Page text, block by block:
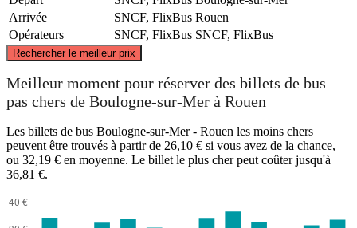
Arrivée
SNCF, FlixBus Rouen
Opérateurs
SNCF, FlixBus SNCF, FlixBus
Rechercher le meilleur prix
©CARTO, © OpenStreetMap
Meilleur moment pour réserver des billets de bus
pas chers de Boulogne-sur-Mer à Rouen
Les billets de bus Boulogne-sur-Mer - Rouen les moins chers
peuvent être trouvés à partir de 26,10 € si vous avez de la chance,
ou 32,19 € en moyenne. Le billet le plus cher peut coûter jusqu'à
36,81 €.